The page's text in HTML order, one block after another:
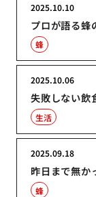
プロが語る蜂
2025.10.10
蜂
失敗しない飲
2025.10.06
生活
昨日まで無か
2025.09.18
蜂